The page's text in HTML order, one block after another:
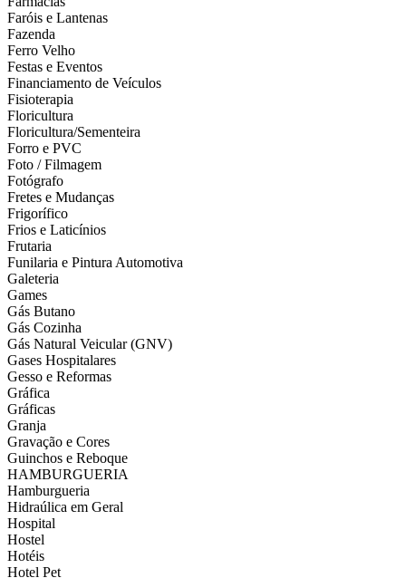
Faróis e Lantenas
Fazenda
Ferro Velho
Festas e Eventos
Financiamento de Veículos
Fisioterapia
Floricultura
Floricultura/Sementeira
Forro e PVC
Foto / Filmagem
Fotógrafo
Fretes e Mudanças
Frigorífico
Frios e Laticínios
Frutaria
Funilaria e Pintura Automotiva
Galeteria
Games
Gás Butano
Gás Cozinha
Gás Natural Veicular (GNV)
Gases Hospitalares
Gesso e Reformas
Gráfica
Gráficas
Granja
Gravação e Cores
Guinchos e Reboque
HAMBURGUERIA
Hamburgueria
Hidraúlica em Geral
Hospital
Hostel
Hotéis
Hotel Pet